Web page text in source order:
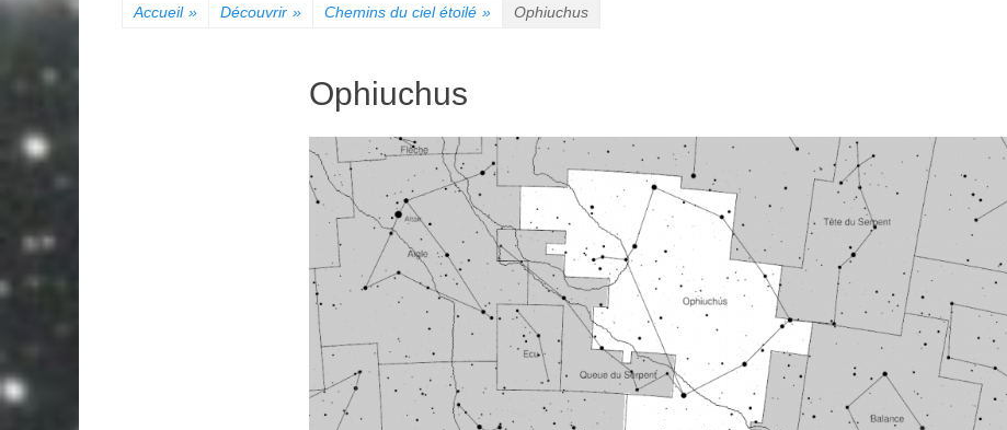
Accueil » Découvrir » Chemins du ciel étoilé » Ophiuchus
Ophiuchus